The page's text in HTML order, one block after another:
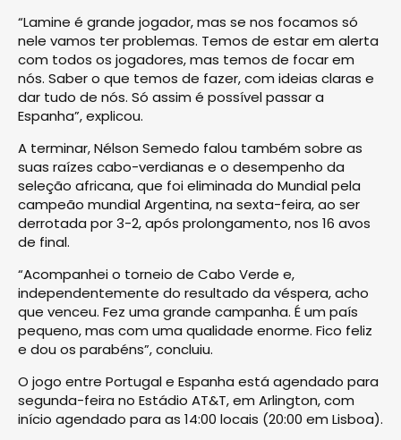
“Lamine é grande jogador, mas se nos focamos só
nele vamos ter problemas. Temos de estar em alerta
com todos os jogadores, mas temos de focar em
nós. Saber o que temos de fazer, com ideias claras e
dar tudo de nós. Só assim é possível passar a
Espanha”, explicou.
A terminar, Nélson Semedo falou também sobre as
suas raízes cabo-verdianas e o desempenho da
seleção africana, que foi eliminada do Mundial pela
campeão mundial Argentina, na sexta-feira, ao ser
derrotada por 3-2, após prolongamento, nos 16 avos
de final.
“Acompanhei o torneio de Cabo Verde e,
independentemente do resultado da véspera, acho
que venceu. Fez uma grande campanha. É um país
pequeno, mas com uma qualidade enorme. Fico feliz
e dou os parabéns”, concluiu.
O jogo entre Portugal e Espanha está agendado para
segunda-feira no Estádio AT&T, em Arlington, com
início agendado para as 14:00 locais (20:00 em Lisboa).